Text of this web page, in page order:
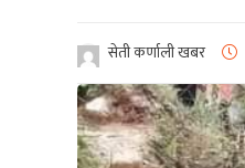
सेती कर्णाली खबर